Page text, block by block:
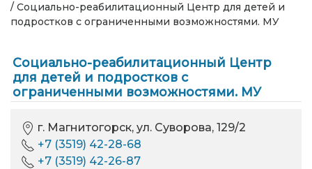
/ Социально-реабилитационный Центр для детей и
подростков с ограниченными возможностями. МУ
Социально-реабилитационный Центр
для детей и подростков с
ограниченными возможностями. МУ
г. Магнитогорск, ул. Суворова, 129/2
+7 (3519) 42-28-68
+7 (3519) 42-26-87